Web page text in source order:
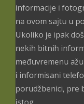
informacije i
na ovom sajtu u
Ukoliko je ipak
nekih bitnih
međuvremenu
i informisani
porudžbenici, pre